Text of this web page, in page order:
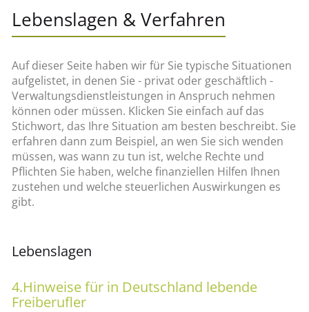
Lebenslagen & Verfahren
Auf dieser Seite haben wir für Sie typische Situationen
aufgelistet, in denen Sie - privat oder geschäftlich -
Verwaltungsdienstleistungen in Anspruch nehmen
können oder müssen. Klicken Sie einfach auf das
Stichwort, das Ihre Situation am besten beschreibt. Sie
erfahren dann zum Beispiel, an wen Sie sich wenden
müssen, was wann zu tun ist, welche Rechte und
Pflichten Sie haben, welche finanziellen Hilfen Ihnen
zustehen und welche steuerlichen Auswirkungen es
gibt.
Lebenslagen
4.Hinweise für in Deutschland lebende
Freiberufler